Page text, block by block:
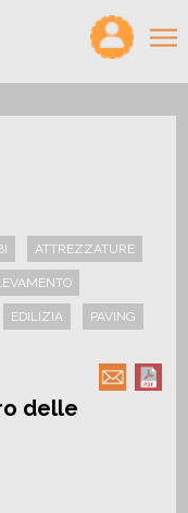
×
ATTREZZATURE
EDILIZIA PAVING
delle